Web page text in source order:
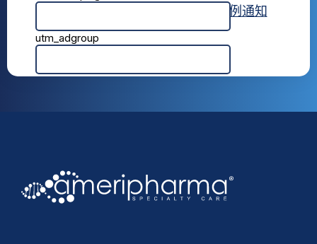
隐私惯例通知